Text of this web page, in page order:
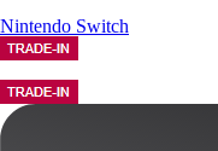
Nintendo Switch